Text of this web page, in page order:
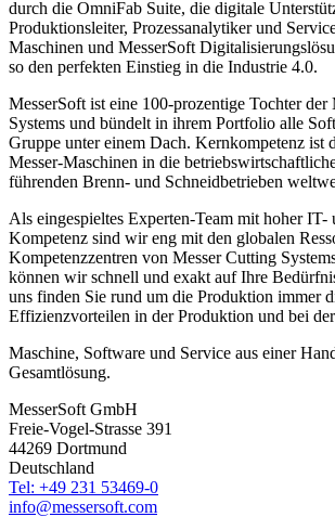
durch die OmniFab Suite, die digitale
Produktionsleiter, Prozessanalytiker und
Maschinen und MesserSoft
so den perfekten Einstieg in die Industrie 4.0.
MesserSoft ist eine 100-prozentige Tochter der
Systems und bündelt in ihrem Portfolio alle
Gruppe unter einem Dach. Kernkompetenz ist
Messer-Maschinen in die
führenden Brenn- und Schneidbetrieben
Als eingespieltes Experten-Team mit hoher IT-
Kompetenz sind wir eng mit den globalen
Kompetenzzentren von Messer Cutting
können wir schnell und exakt auf Ihre
uns finden Sie rund um die Produktion immer
Effizienzvorteilen in der Produktion und bei
Maschine, Software und Service aus einer
Gesamtlösung.
MesserSoft GmbH
Freie-Vogel-Strasse 391
44269 Dortmund
Deutschland
Tel: +49 231 53469-0
info@messersoft.com